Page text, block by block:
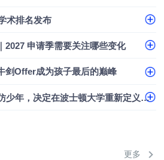
2+2到谢菲尔德：低均分逆袭QS百强金
实录
获剑桥大学录取
术排名发布
2027 申请季需要关注哪些变化
剑Offer成为孩子最后的巅峰
钟美美：那个13岁的模仿少年，决定在波士顿大学重新定义自己
更多